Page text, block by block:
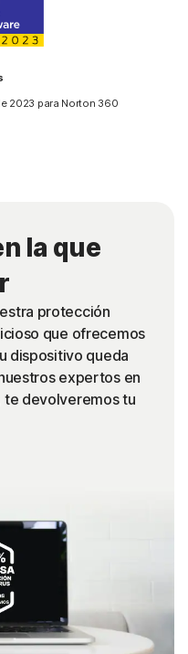
2023 para Norton 360
la que
protección
que ofrecemos
dispositivo queda
expertos en
te devolveremos tu